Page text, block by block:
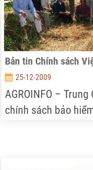
Bản tin Chính sách
25-12-2009
AGROINFO –
chính sách bảo